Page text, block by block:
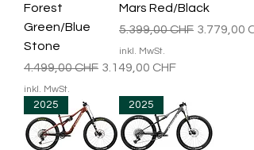
Forest
Green/Blue
Stone
Standardpreis
4.499,00 CHF Sale-Preis
3.149,00 CHF
inkl. MwSt.
Mars Red/Black
Standardpreis
5.399,00 CHF Sale-Preis
3.779,00
inkl. MwSt.
2025 2025